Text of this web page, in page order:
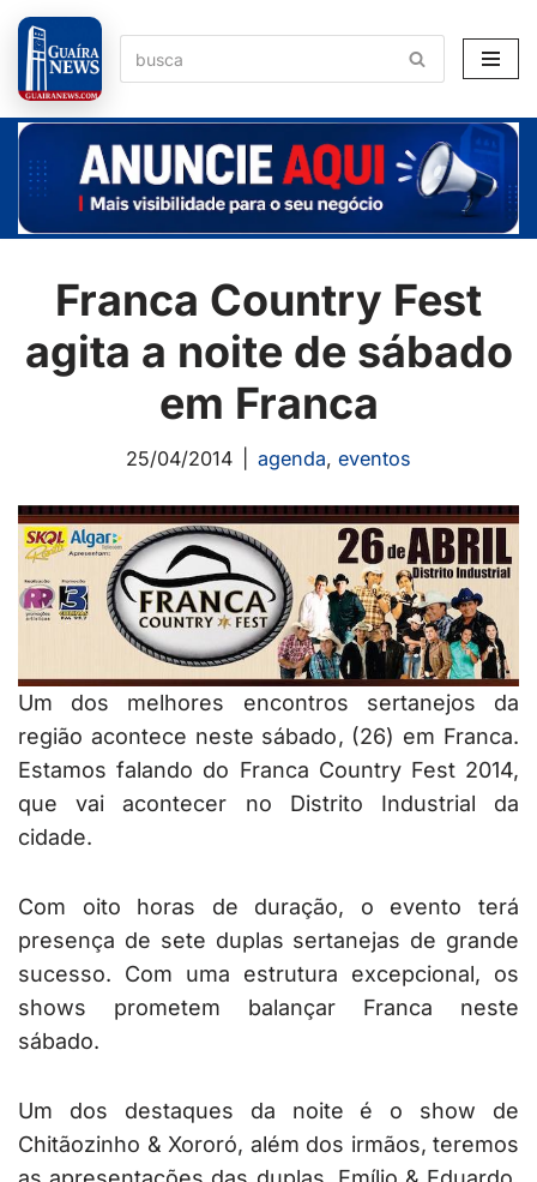
Pular
para
o
conteúdo
Franca Country Fest
agita a noite de sábado
em Franca
25/04/2014 agenda, eventos
Um dos melhores encontros sertanejos da
região acontece neste sábado, (26) em Franca.
Estamos falando do Franca Country Fest 2014,
que vai acontecer no Distrito Industrial da
cidade.
Com oito horas de duração, o evento terá
presença de sete duplas sertanejas de grande
sucesso. Com uma estrutura excepcional, os
shows prometem balançar Franca neste
sábado.
Um dos destaques da noite é o show de
Chitãozinho & Xororó, além dos irmãos, teremos